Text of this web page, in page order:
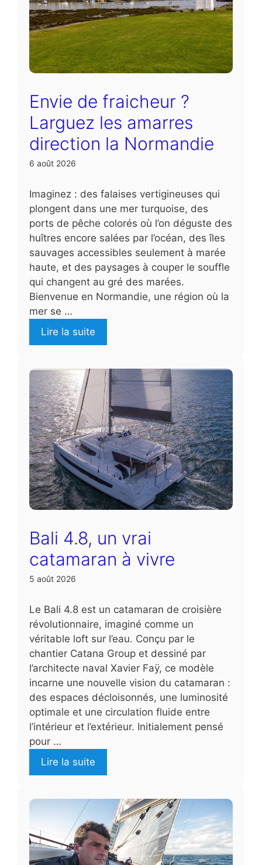
Envie de fraicheur ?
Larguez les amarres
direction la Normandie
6 août 2026
Imaginez : des falaises vertigineuses qui
plongent dans une mer turquoise, des
ports de pêche colorés où l’on déguste des
huîtres encore salées par l’océan, des îles
sauvages accessibles seulement à marée
haute, et des paysages à couper le souffle
qui changent au gré des marées.
Bienvenue en Normandie, une région où la
mer se …
Lire la suite
Bali 4.8, un vrai
catamaran à vivre
5 août 2026
Le Bali 4.8 est un catamaran de croisière
révolutionnaire, imaginé comme un
véritable loft sur l’eau. Conçu par le
chantier Catana Group et dessiné par
l’architecte naval Xavier Faÿ, ce modèle
incarne une nouvelle vision du catamaran :
des espaces décloisonnés, une luminosité
optimale et une circulation fluide entre
l’intérieur et l’extérieur. Initialement pensé
pour …
Lire la suite